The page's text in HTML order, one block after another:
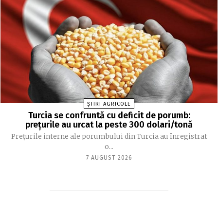
ȘTIRI AGRICOLE
Turcia se confruntă cu deficit de porumb:
prețurile au urcat la peste 300 dolari/tonă
Prețurile interne ale porumbului din Turcia au înregistrat
o...
7 AUGUST 2026